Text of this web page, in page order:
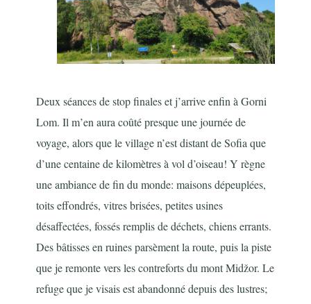
Deux séances de stop finales et j’arrive enfin à Gorni
Lom. Il m’en aura coûté presque une journée de
voyage, alors que le village n’est distant de Sofia que
d’une centaine de kilomètres à vol d’oiseau! Y règne
une ambiance de fin du monde: maisons dépeuplées,
toits effondrés, vitres brisées, petites usines
désaffectées, fossés remplis de déchets, chiens errants.
Des bâtisses en ruines parsèment la route, puis la piste
que je remonte vers les contreforts du mont Midžor. Le
refuge que je visais est abandonné depuis des lustres;